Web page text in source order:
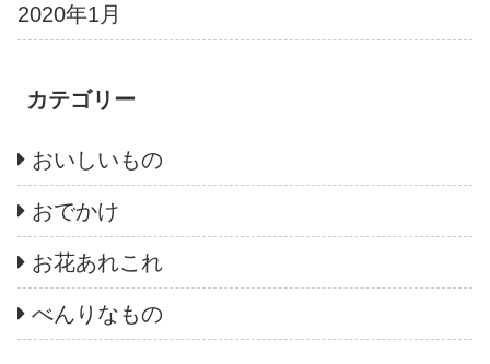
2020年1月
カテゴリー
おいしいもの
おでかけ
お花あれこれ
べんりなもの